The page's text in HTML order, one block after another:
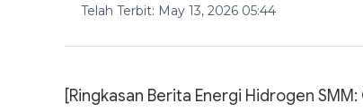
Telah Terbit: May 13, 2026 05:44
[Ringkasan Berita Energi Hidrogen